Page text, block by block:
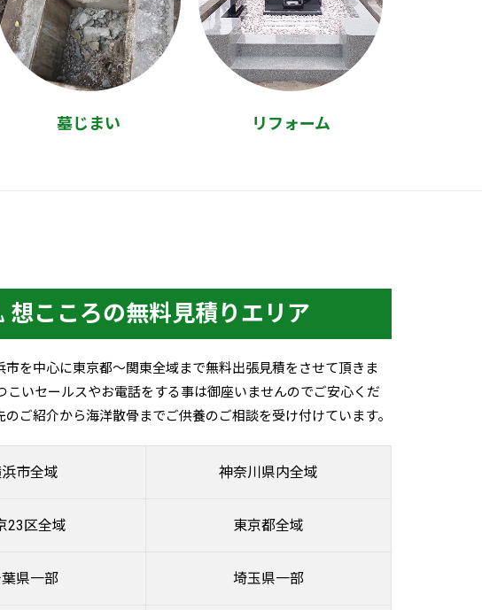
墓じまい リフォーム
想こころの無料見積りエリア
市を中心に東京都～関東全域まで無料出張見積をさせて頂きま
こいセールスやお電話をする事は御座いませんのでご安心くだ
のご紹介から海洋散骨までご供養のご相談を受け付けています。
市全域 神奈川県内全域
23区全域 東京都全域
県一部 埼玉県一部